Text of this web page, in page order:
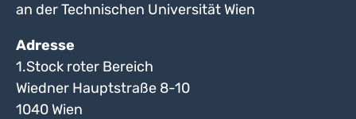
an der Technischen Universität Wien
Adresse
1.Stock roter Bereich
Wiedner Hauptstraße 8-10
1040 Wien